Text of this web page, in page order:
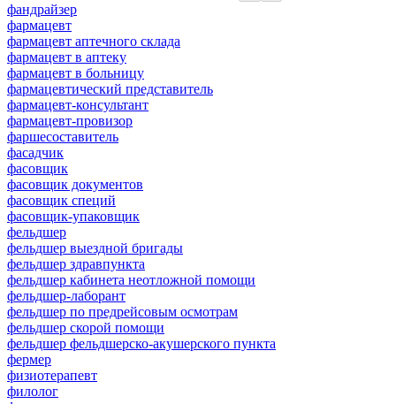
фандрайзер
фармацевт
фармацевт аптечного склада
фармацевт в аптеку
фармацевт в больницу
фармацевтический представитель
фармацевт-консультант
фармацевт-провизор
фаршесоставитель
фасадчик
фасовщик
фасовщик документов
фасовщик специй
фасовщик-упаковщик
фельдшер
фельдшер выездной бригады
фельдшер здравпункта
фельдшер кабинета неотложной помощи
фельдшер-лаборант
фельдшер по предрейсовым осмотрам
фельдшер скорой помощи
фельдшер фельдшерско-акушерского пункта
фермер
физиотерапевт
филолог